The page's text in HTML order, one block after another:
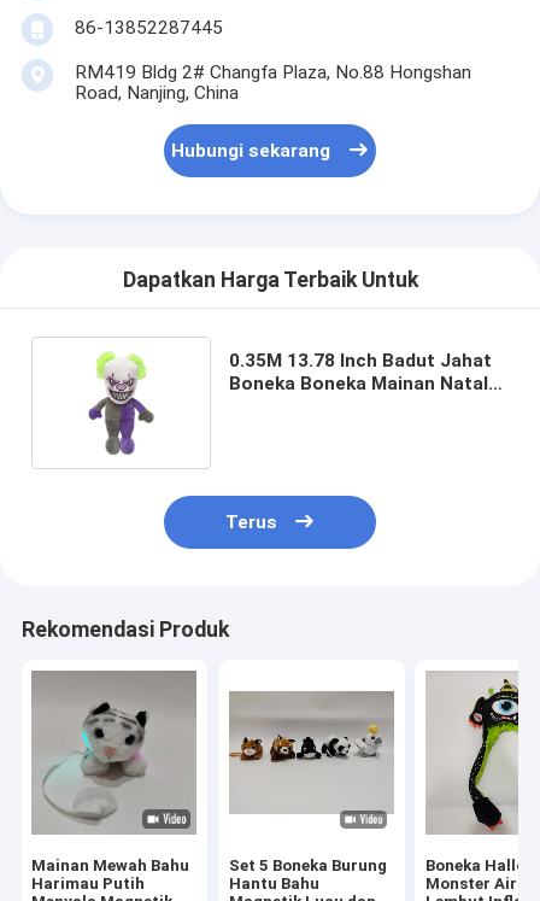
86-13852287445
RM419 Bldg 2# Changfa Plaza, No.88 Hongshan
Road, Nanjing, China
Hubungi sekarang
Dapatkan Harga Terbaik Untuk
0.35M 13.78 Inch Badut Jahat
Boneka Boneka Mainan Natal
Terus
Rekomendasi Produk
Mainan Mewah Bahu
Harimau Putih
Set 5 Boneka Burung
Hantu Bahu
Boneka
Monster